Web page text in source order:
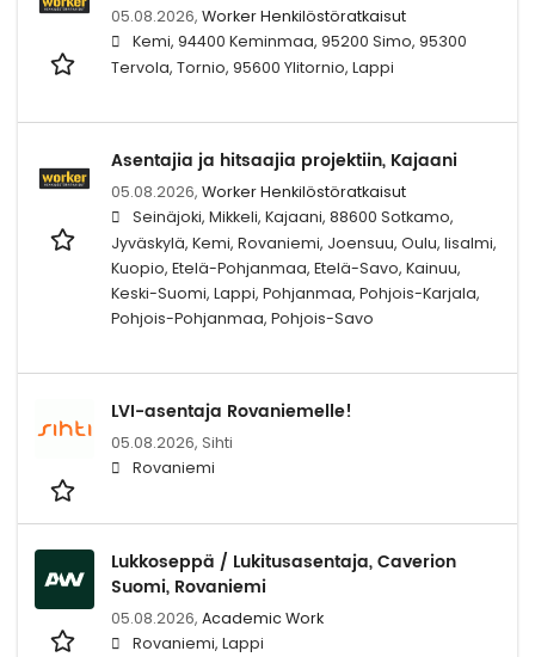
05.08.2026, Worker Henkilöstöratkaisut
Kemi, 94400 Keminmaa, 95200 Simo, 95300
Tervola, Tornio, 95600 Ylitornio, Lappi
Asentajia ja hitsaajia projektiin, Kajaani
05.08.2026, Worker Henkilöstöratkaisut
Seinäjoki, Mikkeli, Kajaani, 88600 Sotkamo,
Jyväskylä, Kemi, Rovaniemi, Joensuu, Oulu, Iisalmi,
Kuopio, Etelä-Pohjanmaa, Etelä-Savo, Kainuu,
Keski-Suomi, Lappi, Pohjanmaa, Pohjois-Karjala,
Pohjois-Pohjanmaa, Pohjois-Savo
LVI-asentaja Rovaniemelle!
05.08.2026, Sihti
Rovaniemi
Lukkoseppä / Lukitusasentaja, Caverion
Suomi, Rovaniemi
05.08.2026, Academic Work
Rovaniemi, Lappi